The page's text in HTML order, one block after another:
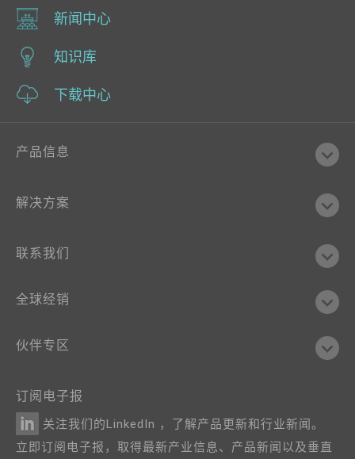
新闻中心
知识库
下载中心
产品信息
解决方案
联系我们
全球经销
伙伴专区
订阅电子报
关注我们的LinkedIn ，了解产品更新和行业新闻。
立即订阅电子报，取得最新产业信息、产品新闻以及垂直